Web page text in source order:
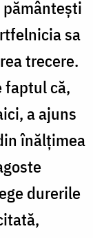
sa
trecere.
faptul că,
a ajuns
înălțimea
durerile